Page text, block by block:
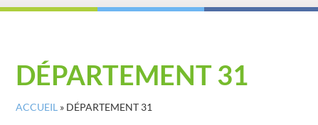
DÉPARTEMENT 31
ACCUEIL » DÉPARTEMENT 31